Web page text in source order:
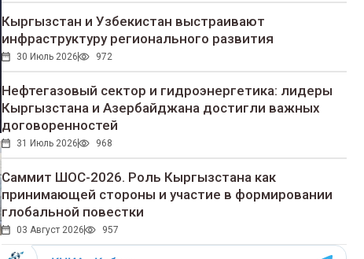
Кыргызстан и Узбекистан выстраивают
инфраструктуру регионального развития
30 Июль 2026 972
Нефтегазовый сектор и гидроэнергетика: лидеры
Кыргызстана и Азербайджана достигли важных
договоренностей
31 Июль 2026 968
Саммит ШОС-2026. Роль Кыргызстана как
принимающей стороны и участие в формировании
глобальной повестки
03 Август 2026 957